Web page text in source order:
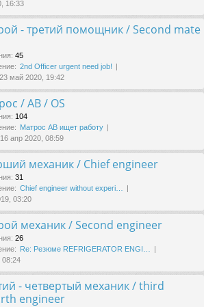
16:33
- третий помощник / Second mate
: 45
2nd Officer urgent need job!
, 23 май 2020, 19:42
/ AB / OS
: 104
Матрос АВ ищет работу
, 16 апр 2020, 08:59
механик / Chief engineer
: 31
Chief engineer without experi…
03:20
механик / Second engineer
: 26
Re: Резюме REFRIGERATOR ENGI…
08:24
- четвертый механик / third
engineer